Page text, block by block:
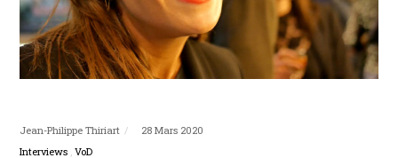
Jean-Philippe Thiriart
28 Mars 2020
Interviews VoD